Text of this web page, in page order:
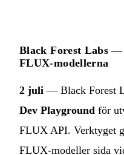
Black Forest Labs
FLUX-modellerna
2 juli — Black Forest
Dev Playground för
FLUX API. Verktyget
FLUX-modeller sida